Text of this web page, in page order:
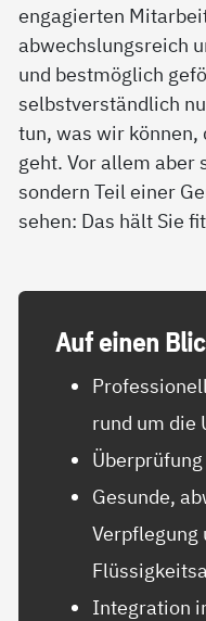
engagierten
abwechslungsreich
und bestmöglich
selbstverständlich
tun, was wir
geht. Vor allem aber
sondern Teil einer
sehen: Das hält Sie
Auf ei­nen
rund um die
Gesunde,
Verpflegung
Integration